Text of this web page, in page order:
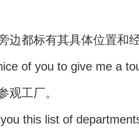
边都标有其具体位置和
of you to give me a
观工厂。
this list of